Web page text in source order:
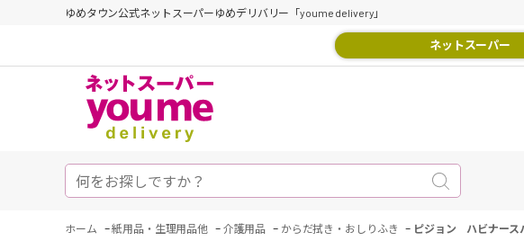
ゆめタウン公式ネットスーパーゆめデリバリー「youme delivery」
ネットスーパー
ホーム -紙用品・生理用品他 - 介護用品 - からだ拭き・おしりふき - ピジョン ハビナース